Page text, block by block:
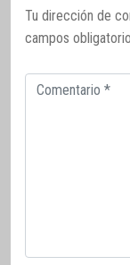
Tu dirección de
campos
Comentario